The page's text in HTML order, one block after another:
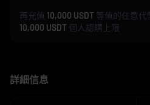
再充值 10,000 USDT 等值的任意代
10,000 USDT 個人認購上限
詳細信息